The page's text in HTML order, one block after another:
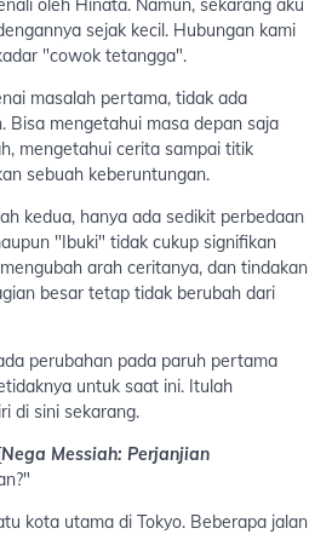
oleh Hinata. Namun, sekarang aku
sejak kecil. Hubungan kami
"cowok tetangga".
masalah pertama, tidak ada
Bisa mengetahui masa depan saja
mengetahui cerita sampai titik
sebuah keberuntungan.
kedua, hanya ada sedikit perbedaan
"Ibuki" tidak cukup signifikan
arah ceritanya, dan tindakan
besar tetap tidak berubah dari
perubahan pada paruh pertama
untuk saat ini. Itulah
di sini sekarang.
Nega Messiah: Perjanjian
kota utama di Tokyo. Beberapa jalan